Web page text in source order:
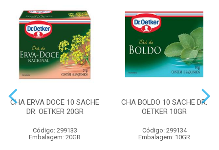
CHA ERVA DOCE 10 SACHE
DR. OETKER 20GR
Código: 299133
Embalagem: 20GR
CHA BOLDO 10 SACHE DR.
OETKER 10GR
Código: 299134
Embalagem: 10GR